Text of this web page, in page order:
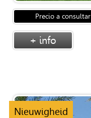
Precio a consultar
+ info
Nieuwigheid